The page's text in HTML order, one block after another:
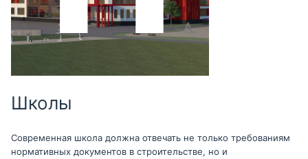
Школы
Современная школа должна отвечать не только требованиям
нормативных документов в строительстве, но и